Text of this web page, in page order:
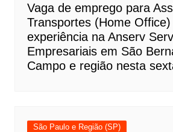
Vaga de emprego para
Transportes (Home
experiência na Anserv
Empresariais em São
Campo e região nesta
São Paulo e Região (SP)